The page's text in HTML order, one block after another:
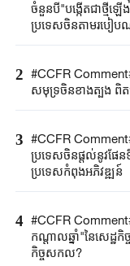
ចំនួនបី"បង្កើតជាថ្មីឡើ
ប្រទេសចិនតាមរបៀប
2 #CCFR
សមុទ្រចិនខាងត្បូង ពិត
3 #CCFR
ប្រទេសចិនផ្តល់នូវផែន
ប្រទេសកំពុងអភិវឌ្ឍន៍
4 #CCFR
កណ្តាលឆ្នាំ"នៃសេដ្ឋកិ
កិច្ចសកល?